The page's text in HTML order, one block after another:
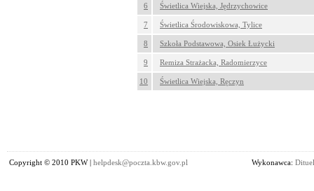
6 Świetlica Wiejska, Jędrzychowice
7 Świetlica Środowiskowa, Tylice
8 Szkoła Podstawowa, Osiek Łużycki
9 Remiza Strażacka, Radomierzyce
10 Świetlica Wiejska, Ręczyn
Copyright © 2010 PKW | helpdesk@poczta.kbw.gov.pl Wykonawca: